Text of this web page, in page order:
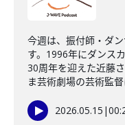
今週は、振付師・ダ
す。1996年にダンス
30周年を迎えた近藤
ま芸術劇場の芸術監
2026.05.15 |